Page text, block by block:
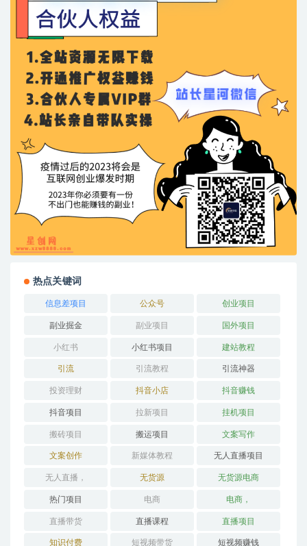
热点关键词
信息差项目 公众号 创业项目
副业掘金 副业项目 国外项目
小红书 小红书项目 建站教程
引流 引流教程 引流神器
投资理财 抖音小店 抖音赚钱
抖音项目 拉新项目 挂机项目
搬砖项目 搬运项目 文案写作
文案创作 新媒体教程 无人直播项目
无人直播， 无货源 无货源电商
热门项目 电商 电商，
直播带货 直播课程 直播项目
知识付费 短视频带货 短视频赚钱